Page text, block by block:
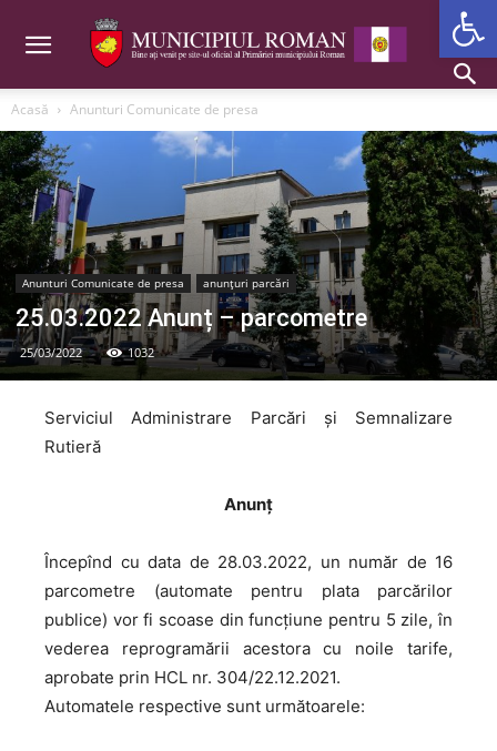
Acasă Anunturi Comunicate de presa
Anunturi Comunicate de presa anunțuri parcări
25.03.2022 Anunț – parcometre
25/03/2022 1032
Serviciul Administrare Parcări și Semnalizare
Rutieră
Anunț
Începînd cu data de 28.03.2022, un număr de 16
parcometre (automate pentru plata parcărilor
publice) vor fi scoase din funcțiune pentru 5 zile, în
vederea reprogramării acestora cu noile tarife,
aprobate prin HCL nr. 304/22.12.2021.
Automatele respective sunt următoarele: